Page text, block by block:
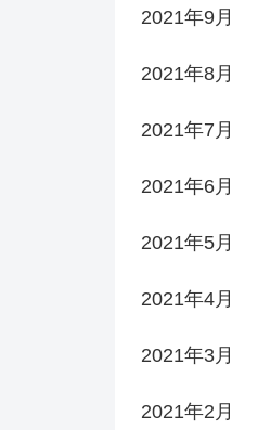
2021年9月
2021年8月
2021年7月
2021年6月
2021年5月
2021年4月
2021年3月
2021年2月